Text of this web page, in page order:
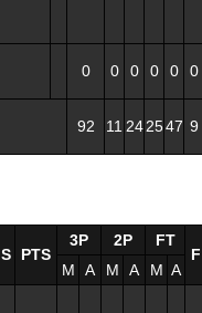
0 0 0 0 0 0
92 11 24 2547 9
S PTS
3P 2P
FT
F
M
A M A M A